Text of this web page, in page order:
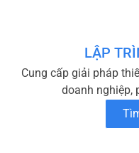
LẬP
Cung cấp giải pháp
doanh nghiệp,